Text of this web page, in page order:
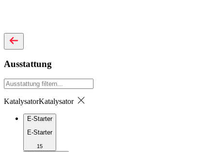
Ausstattung
KatalysatorKatalysator
E-Starter
E-Starter
15